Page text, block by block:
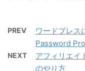
PREV
ワードプレス
Password
NEXT
アフィリエイ
のやり方